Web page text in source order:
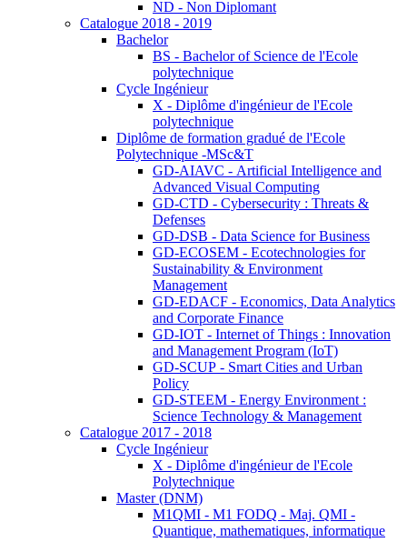
ND - Non Diplomant
Catalogue 2018 - 2019
Bachelor
BS - Bachelor of Science de l'Ecole
polytechnique
Cycle Ingénieur
X - Diplôme d'ingénieur de l'Ecole
polytechnique
Diplôme de formation gradué de l'Ecole
Polytechnique -MSc&T
GD-AIAVC - Artificial Intelligence and
Advanced Visual Computing
GD-CTD - Cybersecurity : Threats &
Defenses
GD-DSB - Data Science for Business
GD-ECOSEM - Ecotechnologies for
Sustainability & Environment
Management
GD-EDACF - Economics, Data Analytics
and Corporate Finance
GD-IOT - Internet of Things : Innovation
and Management Program (IoT)
GD-SCUP - Smart Cities and Urban
Policy
GD-STEEM - Energy Environment :
Science Technology & Management
Catalogue 2017 - 2018
Cycle Ingénieur
X - Diplôme d'ingénieur de l'Ecole
Polytechnique
Master (DNM)
M1QMI - M1 FODQ - Maj. QMI -
Quantique, mathematiques, informatique